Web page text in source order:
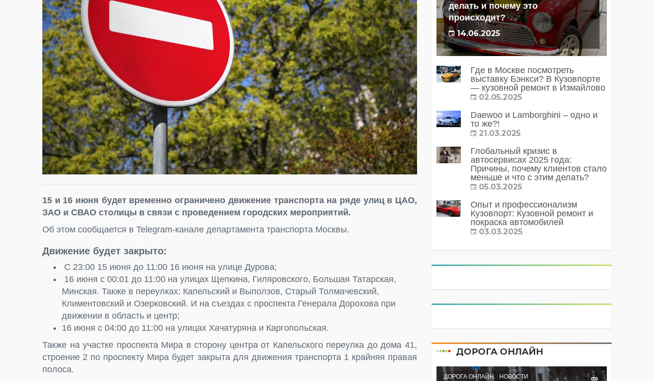
15 и 16 июня будет временно ограничено движение транспорта на ряде улиц в ЦАО,
ЗАО и СВАО столицы в связи с проведением городских мероприятий.
Об этом сообщается в Telegram-канале департамента транспорта Москвы.
Движение будет закрыто:
С 23:00 15 июня до 11:00 16 июня на улице Дурова;
16 июня с 00:01 до 11:00 на улицах Щепкина, Гиляровского, Большая Татарская,
Минская. Также в переулках: Капельский и Выползов, Старый Толмачевский,
Климентовский и Озерковский. И на съездах с проспекта Генерала Дорохова при
движении в область и центр;
16 июня с 04:00 до 11:00 на улицах Хачатуряна и Каргопольская.
Также на участке проспекта Мира в сторону центра от Капельского переулка до дома 41,
строение 2 по проспекту Мира будет закрыта для движения транспорта 1 крайняя правая
полоса.
делать и почему это
происходит?
14.06.2025
Где в Москве посмотреть
выставку Бэнкси? В Кузовпорте
— кузовной ремонт в Измайлово
02.05.2025
Daewoo и Lamborghini – одно и
то же?!
21.03.2025
Глобальный кризис в
автосервисах 2025 года:
Причины, почему клиентов стало
меньше и что с этим делать?
05.03.2025
Опыт и профессионализм
Кузовпорт: Кузовной ремонт и
покраска автомобилей
03.03.2025
ДОРОГА ОНЛАЙН
ДОРОГА ОНЛАЙН НОВОСТИ